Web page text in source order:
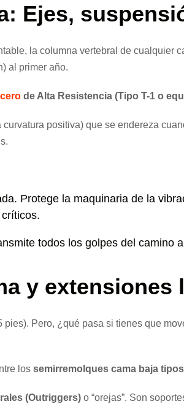
Ejes,
la columna vertebral de cualquier
al primer año.
de Alta Resistencia (Tipo T-1 o
curvatura positiva) que se endereza
Protege la maquinaria de la
todos los golpes del camino
y extensiones
pies). Pero, ¿qué pasa si tienes que
los semirremolques cama baja tipos
(Outriggers) o “orejas”. Son